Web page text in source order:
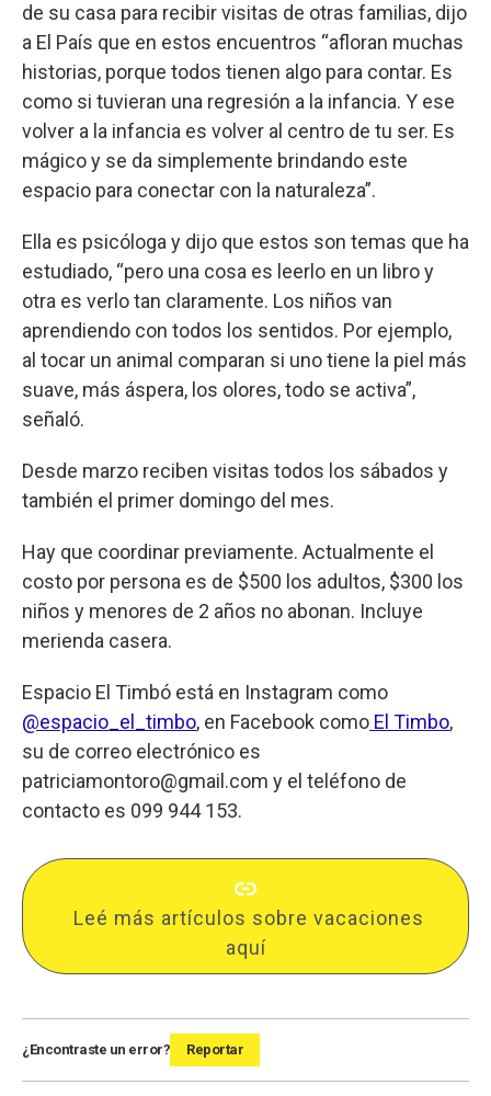
de su casa para recibir visitas de otras familias, dijo
a El País que en estos encuentros “afloran muchas
historias, porque todos tienen algo para contar. Es
como si tuvieran una regresión a la infancia. Y ese
volver a la infancia es volver al centro de tu ser. Es
mágico y se da simplemente brindando este
espacio para conectar con la naturaleza”.
Ella es psicóloga y dijo que estos son temas que ha
estudiado, “pero una cosa es leerlo en un libro y
otra es verlo tan claramente. Los niños van
aprendiendo con todos los sentidos. Por ejemplo,
al tocar un animal comparan si uno tiene la piel más
suave, más áspera, los olores, todo se activa”,
señaló.
Desde marzo reciben visitas todos los sábados y
también el primer domingo del mes.
Hay que coordinar previamente. Actualmente el
costo por persona es de $500 los adultos, $300 los
niños y menores de 2 años no abonan. Incluye
merienda casera.
Espacio El Timbó está en Instagram como
@espacio_el_timbo, en Facebook como El Timbo,
su de correo electrónico es
patriciamontoro@gmail.com y el teléfono de
contacto es 099 944 153.
Leé más artículos sobre vacaciones
aquí
¿Encontraste un error? Reportar